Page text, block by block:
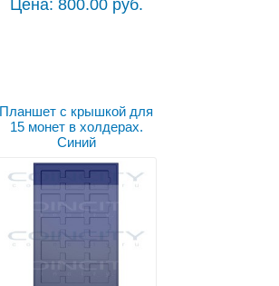
Цена: 800.00 руб.
Планшет с крышкой для
15 монет в холдерах.
Синий